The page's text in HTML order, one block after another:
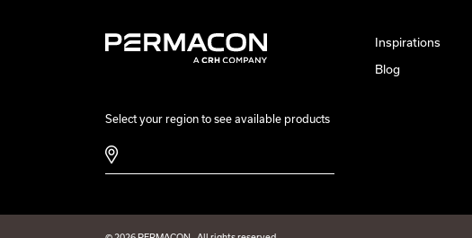
Select your region to see available products
Inspirations
Blog